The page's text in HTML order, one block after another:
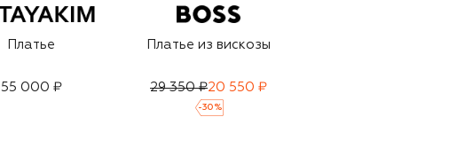
Платье
55 000 ₽
Платье из вискозы
29 350 ₽20 550 ₽
-30 %